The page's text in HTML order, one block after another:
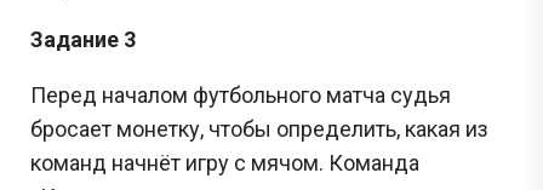
Задание 3
Перед началом футбольного матча судья
бросает монетку, чтобы определить, какая из
команд начнёт игру с мячом. Команда